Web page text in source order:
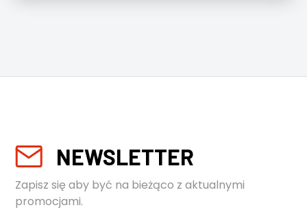
NEWSLETTER
Zapisz się aby być na bieżąco z aktualnymi
promocjami.